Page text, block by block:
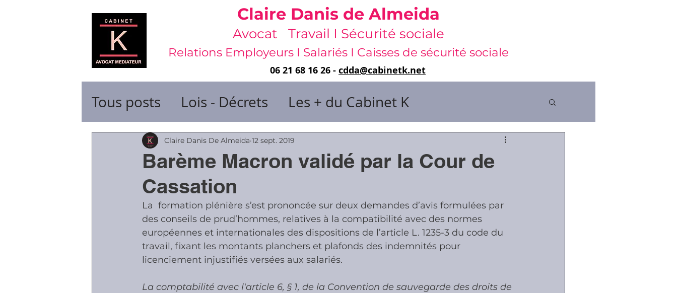
Claire Danis de Almeida
Avocat Travail I Sécurité sociale
Relations Employeurs I Salariés I Caisses de sécurité sociale
06 21 68 16 26 - cdda@cabinetk.net
Tous posts Lois - Décrets Les + du Cabinet K
Contrats de travail & de dirigeants
Durée du travail & Gestion du temps
Ruptures de contrats Risques professionnels
Accidents - Maladies Cotisations sociales & Contrôles
Barème Macron validé par la Cour de
Cassation
Claire Danis De Almeida 12 sept. 2019
La  formation plénière s’est prononcée sur deux demandes d’avis formulées par
des conseils de prud’hommes, relatives à la compatibilité avec des normes
européennes et internationales des dispositions de l’article L. 1235-3 du code du
travail, fixant les montants planchers et plafonds des indemnités pour
licenciement injustifiés versées aux salariés.
La comptabilité avec l'article 6, § 1, de la Convention de sauvegarde des droits de